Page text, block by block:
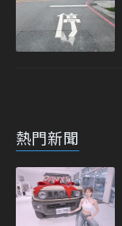
熱門新聞